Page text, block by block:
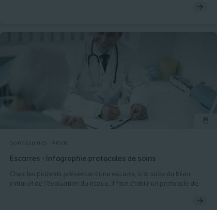
cliniques en faveur de la cicatrisation en milieu humide ? Vous le
Soin des plaies Article
Escarres - Infographie protocoles de soins
Chez les patients présentant une escarre, à la suite du bilan
initial et de l'évaluation du risque, il faut établir un protocole de